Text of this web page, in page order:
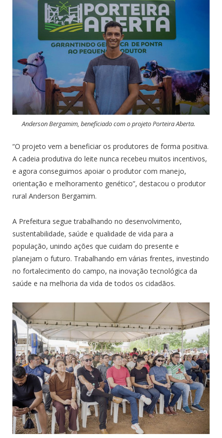
Anderson Bergamim, beneficiado com o projeto Porteira Aberta.
“O projeto vem a beneficiar os produtores de forma positiva.
A cadeia produtiva do leite nunca recebeu muitos incentivos,
e agora conseguimos apoiar o produtor com manejo,
orientação e melhoramento genético”, destacou o produtor
rural Anderson Bergamim.
A Prefeitura segue trabalhando no desenvolvimento,
sustentabilidade, saúde e qualidade de vida para a
população, unindo ações que cuidam do presente e
planejam o futuro. Trabalhando em várias frentes, investindo
no fortalecimento do campo, na inovação tecnológica da
saúde e na melhoria da vida de todos os cidadãos.